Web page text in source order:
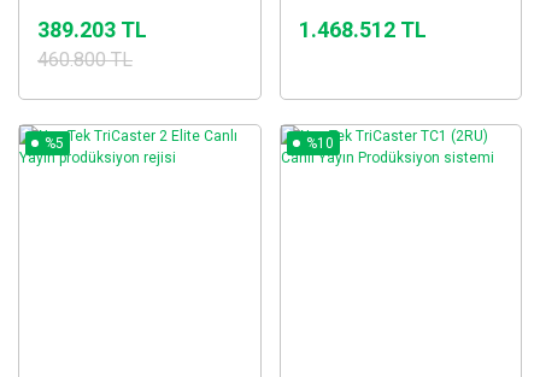
Uygun Fiyat
389.203 TL
460.800 TL
1.468.512 TL
%5 %10